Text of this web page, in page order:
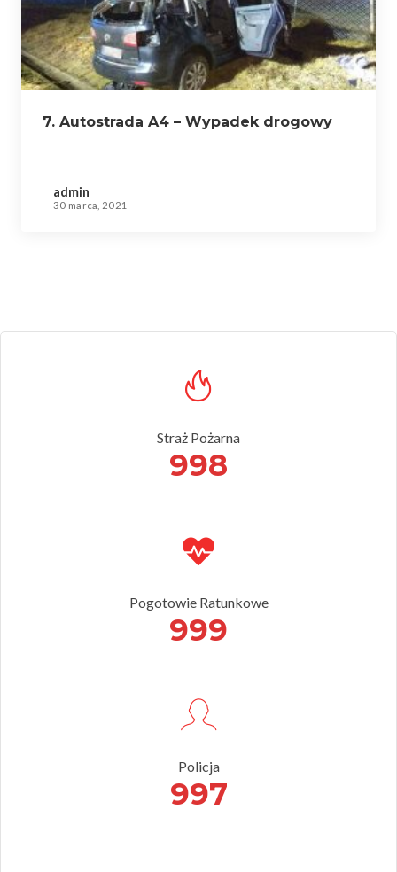
7. Autostrada A4 – Wypadek drogowy
admin
30 marca, 2021
Straż Pożarna
998
Pogotowie Ratunkowe
999
Policja
997